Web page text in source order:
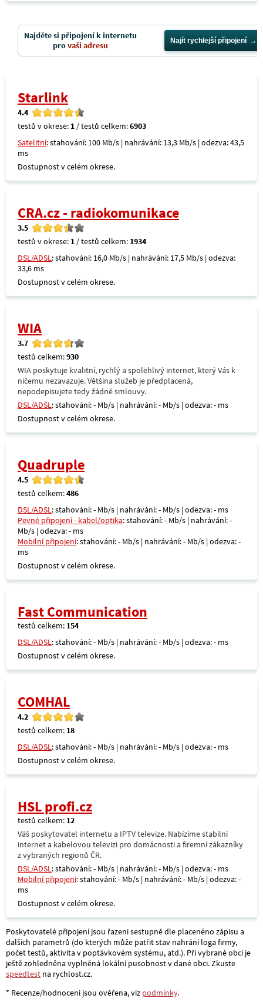
Najděte si připojení k internetu
provaši adresu Najít rychlejší připojení
Starlink
4.4
testů v okrese: 1 / testů celkem:6903
Satelitní: stahování: 100 Mb/s | nahrávání: 13,3 Mb/s | odezva: 43,5
ms
Dostupnost v celém okrese.
CRA.cz - radiokomunikace
3.5
testů v okrese: 1 / testů celkem: 1934
DSL/ADSL: stahování: 16,0 Mb/s | nahrávání: 17,5 Mb/s | odezva:
33,6 ms
Dostupnost v celém okrese.
WIA
3.7
testů celkem:930
WIA poskytuje kvalitní, rychlý a spolehlivý internet, který Vás k
ničemu nezavazuje. Většina služeb je předplacená,
nepodepisujete tedy žádné smlouvy.
DSL/ADSL: stahování: - Mb/s | nahrávání: - Mb/s | odezva: - ms
Dostupnost v celém okrese.
Quadruple
4.5
testů celkem:486
DSL/ADSL: stahování: - Mb/s | nahrávání: - Mb/s | odezva: - ms
Pevné připojení - kabel/optika: stahování: - Mb/s | nahrávání: -
Mb/s | odezva: - ms
Mobilní připojení: stahování: - Mb/s | nahrávání: - Mb/s | odezva: -
ms
Dostupnost v celém okrese.
Fast Communication
testů celkem: 154
DSL/ADSL: stahování: - Mb/s | nahrávání: - Mb/s | odezva: - ms
Dostupnost v celém okrese.
COMHAL
4.2
testů celkem: 18
DSL/ADSL: stahování: - Mb/s | nahrávání: - Mb/s | odezva: - ms
Dostupnost v celém okrese.
HSL profi.cz
testů celkem: 12
Váš poskytovatel internetu a IPTV televize. Nabízíme stabilní
internet a kabelovou televizi pro domácnosti a firemní zákazníky
z vybraných regionů ČR.
DSL/ADSL: stahování: - Mb/s | nahrávání: - Mb/s | odezva: - ms
Mobilní připojení: stahování: - Mb/s | nahrávání: - Mb/s | odezva: -
ms
Dostupnost v celém okrese.
Poskytovatelé připojení jsou řazeni sestupně dle placenéno zápisu a
dalších parametrů (do kterých může patřit stav nahrání loga firmy,
počet testů, aktivita v poptávkovém systému, atd.). Při vybrané obci je
ještě zohledněna vyplněná lokální pusobnost v dané obci. Zkuste
speedtest na rychlost.cz.
* Recenze/hodnocení jsou ověřena, viz podmínky.